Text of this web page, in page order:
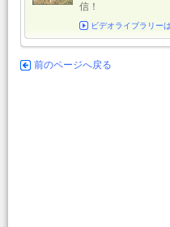
信！
ビデオライブラリー
前のページへ戻る